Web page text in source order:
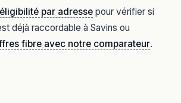
par adresse pour vérifier si
déjà raccordable à Savins ou
fibre avec notre comparateur.